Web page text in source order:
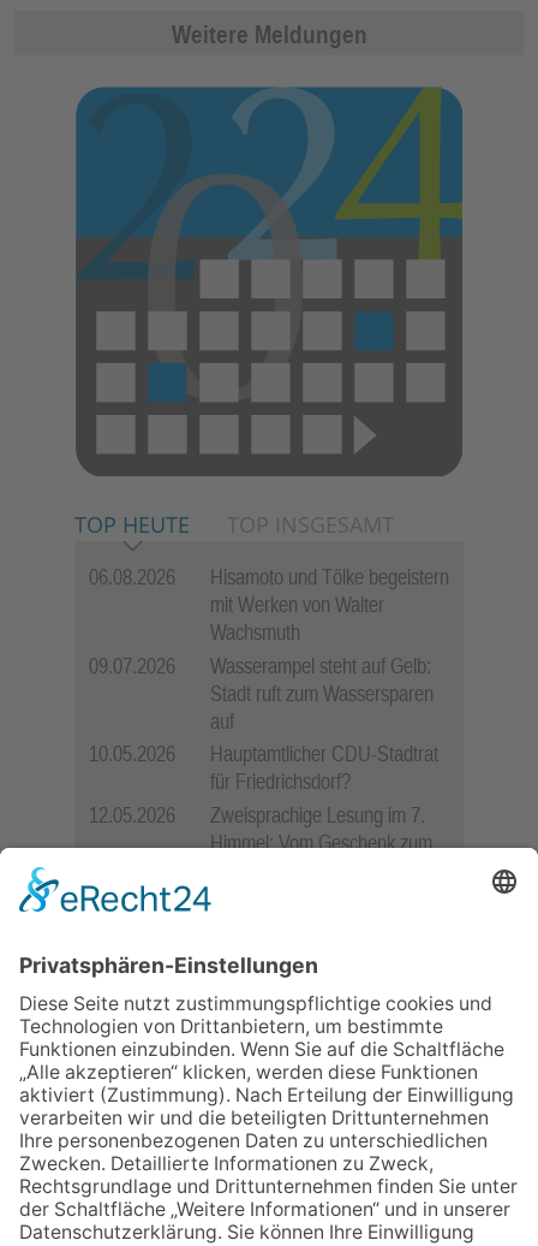
Weitere Meldungen
TOP HEUTE TOP INSGESAMT
06.08.2026
Hisamoto und Tölke begeistern
mit Werken von Walter
Wachsmuth
09.07.2026
Wasserampel steht auf Gelb:
Stadt ruft zum Wassersparen
auf
10.05.2026
Hauptamtlicher CDU-Stadtrat
für Friedrichsdorf?
12.05.2026
Zweisprachige Lesung im 7.
Himmel: Vom Geschenk zum
Karriere
Homburg starten
Bürgerumfrage für Berliner
Siedlung und
Gartenfeldsiedlung